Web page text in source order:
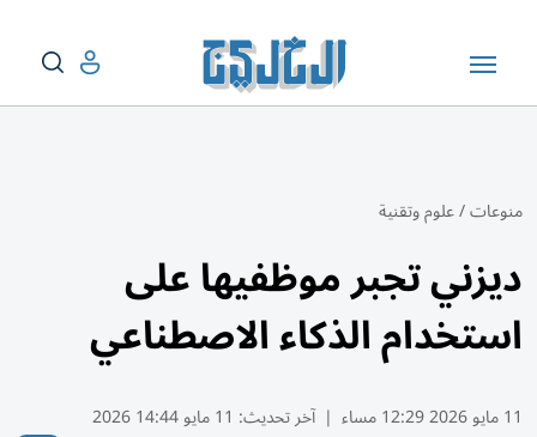
منوعات/علوم وتقنية
ديزني تجبر موظفيها على
استخدام الذكاء الاصطناعي
11 مايو 2026 12:29 مساء | آخر تحديث: 11 مايو 14:44 2026